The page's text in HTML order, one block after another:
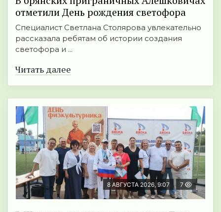
отметили День рождения светофора
Специалист Светлана Столярова увлекательно
рассказала ребятам об истории создания
светофора и ...
Читать далее
8 АВГУСТА 2026, 9:07 7